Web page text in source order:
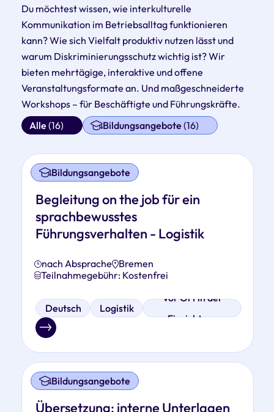
Du möchtest wissen, wie interkulturelle
Kommunikation im Betriebsalltag funktionieren
kann? Wie sich Vielfalt produktiv nutzen lässt und
warum Diskriminierungsschutz wichtig ist? Wir
bieten mehrtägige, interaktive und offene
Veranstaltungsformate an. Und maßgeschneiderte
Workshops – für Beschäftigte und Führungskräfte.
Alle (16) Bildungsangebote (16)
Bildungsangebote
Begleitung on the job für ein
sprachbewusstes
Führungsverhalten - Logistik
nach Absprache Bremen
Teilnahmegebühr: Kostenfrei
Deutsch Logistik
vor Ort in der
Einrichtung
Bildungsangebote
Übersetzung: interne Unterlagen